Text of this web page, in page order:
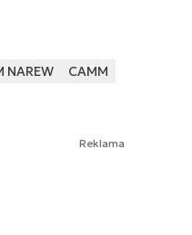
NAREW CAMM
Reklama